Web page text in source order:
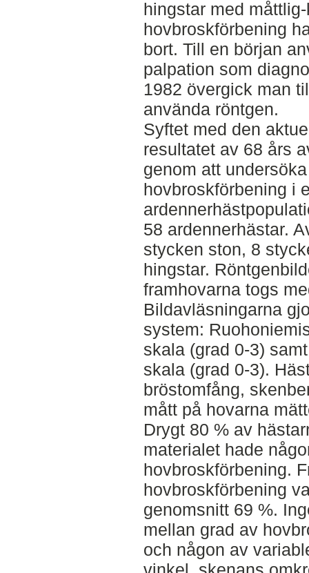
hingstar med
hovbroskförbening
bort. Till en början
palpation som
1982 övergick man
använda röntgen.
Syftet med den
resultatet av 68 års
genom att
hovbroskförbening i
58 ardennerhästar.
stycken ston, 8
hingstar.
framhovarna togs
Bildavläsningarna
system:
skala (grad 0-3)
skala (grad 0-3).
bröstomfång,
mått på hovarna
Drygt 80 % av
materialet hade
hovbroskförbening.
hovbroskförbening
genomsnitt 69 %.
mellan grad av
och någon av